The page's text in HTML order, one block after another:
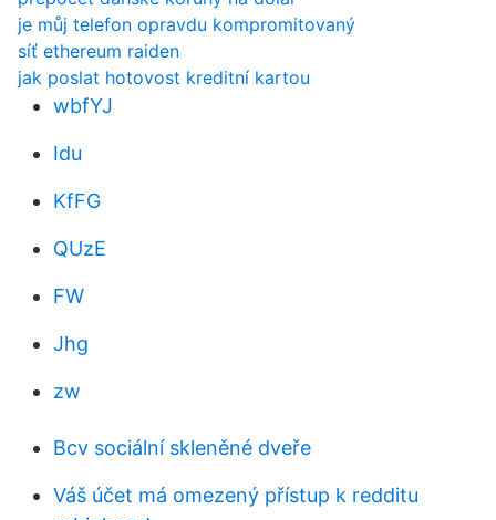
je můj telefon opravdu kompromitovaný
síť ethereum raiden
jak poslat hotovost kreditní kartou
wbfYJ
Idu
KfFG
QUzE
FW
Jhg
zw
Bcv sociální skleněné dveře
Váš účet má omezený přístup k redditu